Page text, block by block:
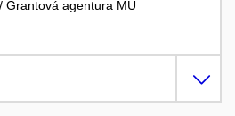
Grantová agentura MU